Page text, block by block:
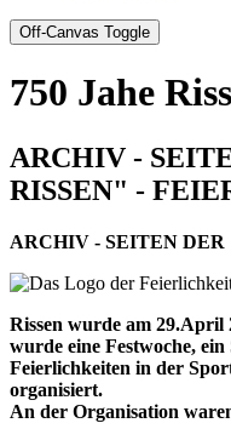
Off-Canvas Toggle
750 Jahe
ARCHIV -
RISSEN" -
ARCHIV - SEITEN
Rissen wurde am 29.April
wurde eine Festwoche,
Feierlichkeiten in der
organisiert.
An der Organisation